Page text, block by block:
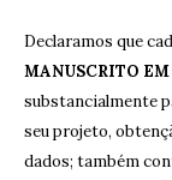
Declaramos que
MANUSCRITO
substancialmente
seu projeto,
dados; também